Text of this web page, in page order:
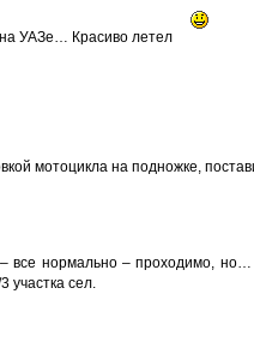
УАЗе… Красиво летел
мотоцикла на подножке,
все нормально – проходимо,
участка сел.